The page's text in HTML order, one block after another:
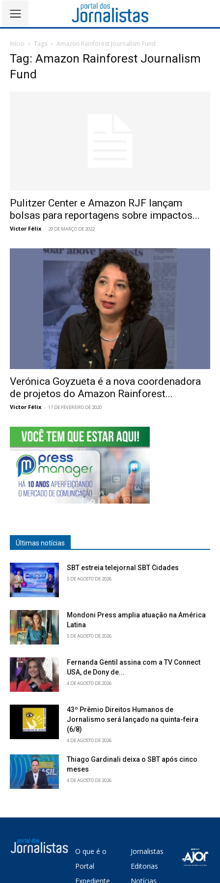
Início Tags Amazon Rainforest Journalism Fund
Tag: Amazon Rainforest Journalism
Fund
Pulitzer Center e Amazon RJF lançam
bolsas para reportagens sobre impactos...
Victor Félix - 29 DE MARÇO DE 2022
Verónica Goyzueta é a nova coordenadora
de projetos do Amazon Rainforest...
Victor Félix - 17 DE FEVEREIRO DE 2020
Últimas notícias
SBT estreia telejornal SBT Cidades
5 DE AGOSTO DE 2026
Mondoni Press amplia atuação na América
Latina
5 DE AGOSTO DE 2026
Fernanda Gentil assina com a TV Connect
USA, de Dony de...
4 DE AGOSTO DE 2026
43º Prêmio Direitos Humanos de
Jornalismo será lançado na quinta-feira
(6/8)
4 DE AGOSTO DE 2026
Thiago Gardinali deixa o SBT após cinco
meses
4 DE AGOSTO DE 2026
O que é o
Portal
Expediente
Jornalistas
Editorias
Notícias